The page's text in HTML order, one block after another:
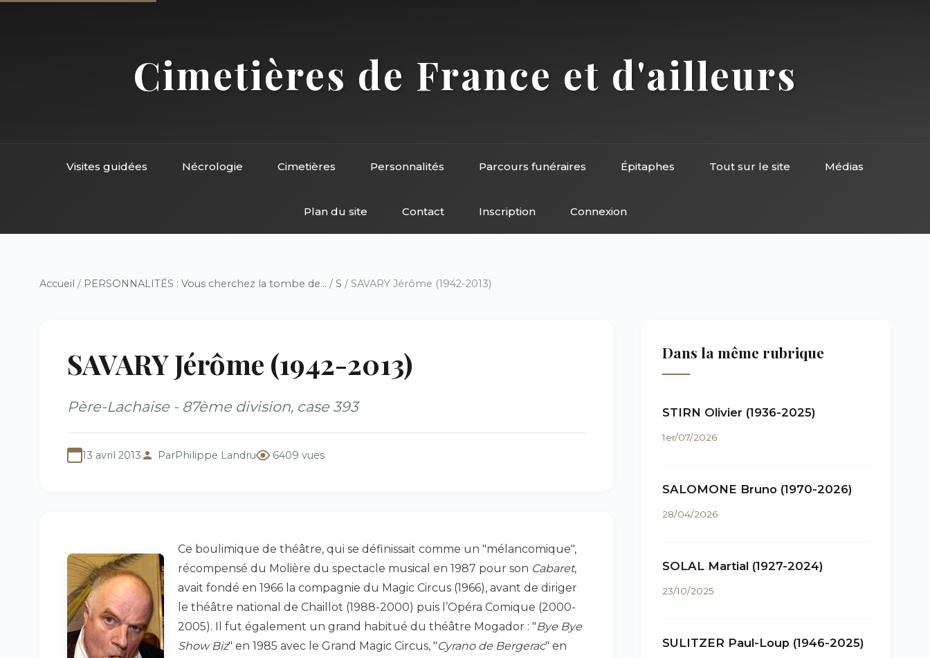
Cimetières de France et d'ailleurs
Visites guidées Nécrologie Cimetières Personnalités Parcours funéraires Épitaphes Tout sur le site Médias
Plan du site Contact Inscription Connexion
Accueil / PERSONNALITÉS : Vous cherchez la tombe de... / S / SAVARY Jérôme (1942-2013)
SAVARY Jérôme (1942-2013)
Père-Lachaise - 87ème division, case 393
13 avril 2013 ParPhilippe Landru 6409 vues
Ce boulimique de théâtre, qui se définissait comme un "mélancomique",
récompensé du Molière du spectacle musical en 1987 pour son Cabaret,
avait fondé en 1966 la compagnie du Magic Circus (1966), avant de diriger
le théâtre national de Chaillot (1988-2000) puis l’Opéra Comique (2000-
2005). Il fut également un grand habitué du théâtre Mogador : "Bye Bye
Show Biz" en 1985 avec le Grand Magic Circus, "Cyrano de Bergerac" en
Dans la même rubrique
STIRN Olivier (1936-2025)
1er/07/2026
SALOMONE Bruno (1970-2026)
28/04/2026
SOLAL Martial (1927-2024)
23/10/2025
SULITZER Paul-Loup (1946-2025)